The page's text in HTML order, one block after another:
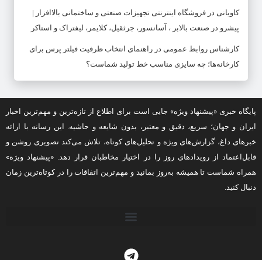
کاویانی در فروشگاه اینترنتی تجهیزات صنعتی و ساختمانی بالاافزار |
پیشرو در صنعت بالابر ، آسانسور، جرثقیل، کلایمر، لیفتراک و استاکر
کارشناس روابط عمومی در راهنمای انتخاب ظرفیت فیلتر پرس برای
کارخانه‌ها؛ چه سایزی مناسب خط تولید شماست؟
پایگاه خبری «پیشنهاد ویژه» جایی است برای اطلاع از تازه‌ترین و مهم‌ترین اخبار
ایران و جهان؛ سریع، دقیق و معتبر، بدون شایعه و حاشیه. این رسانه با ارائه
خبرهای داغ، گزارش‌های ویژه و تحلیل‌های کوتاه، تلاش می‌کند تصویری روشن و
قابل‌اعتماد از رویدادهای روز را در اختیار مخاطبان قرار دهد. «پیشنهاد ویژه»
همراه شماست تا همیشه به‌روز بمانید و مهم‌ترین اتفاقات را در کوتاه‌ترین زمان
دنبال کنید.